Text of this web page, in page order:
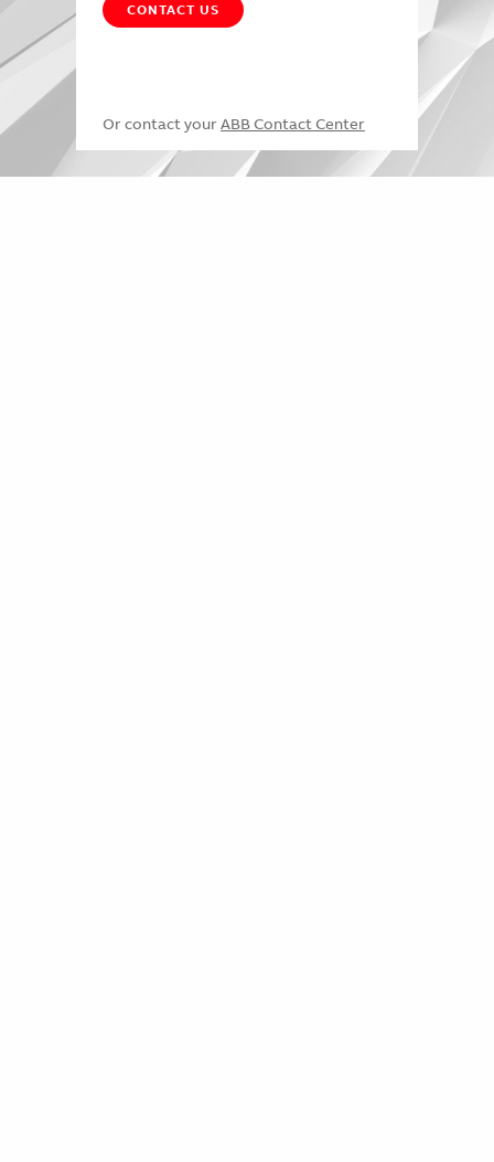
CONTACT US
Or contact your ABB Contact Center